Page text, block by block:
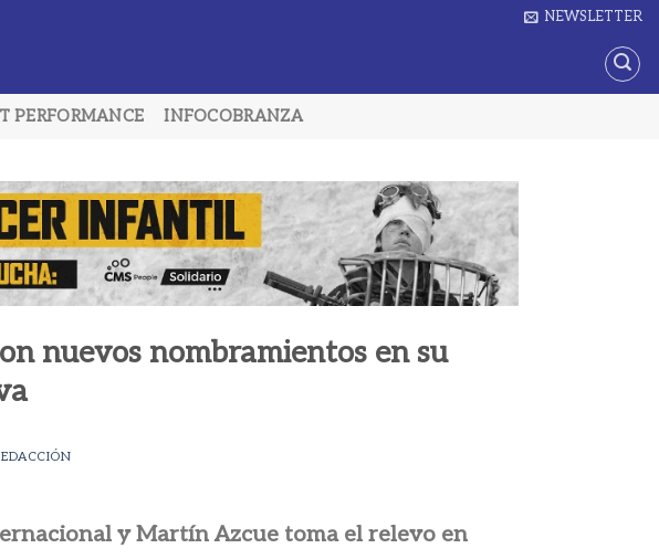
NEWSLETTER
PERFORMANCE INFOCOBRANZA
nuevos nombramientos en su
y Martín Azcue toma el relevo en